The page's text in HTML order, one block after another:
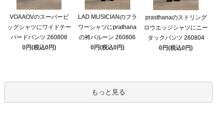
VOAAOVのスーパービ
ッグシャツにワイドテー
パードパンツ 260808
0円(税込0円)
LAD MUSICIANのフラ
ワーシャツにprathana
の袴バルーン 260806
0円(税込0円)
prasthanaのストリング
ロウエッジシャツにニー
タックパンツ 260804
0円(税込0円)
もっと見る